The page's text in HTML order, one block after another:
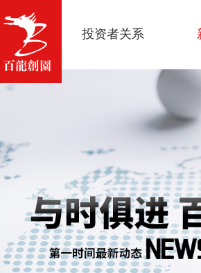
投资者关系